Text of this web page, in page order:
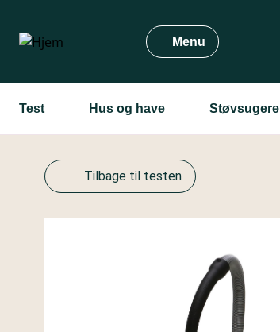
hovedindhold
Menu
Test Hus og have Støvsugere
Tilbage til testen